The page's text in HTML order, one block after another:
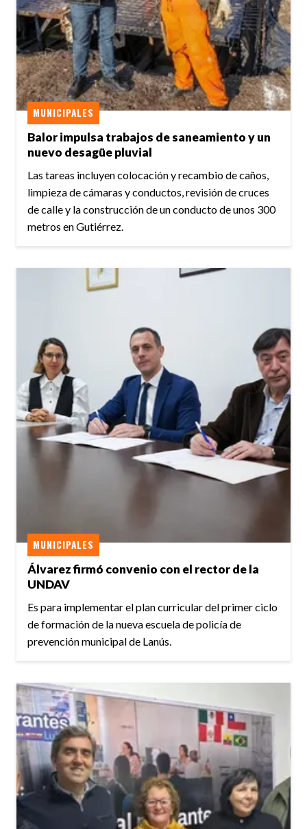
Balor impulsa trabajos de saneamiento y un
nuevo desagüe pluvial
MUNICIPALES
Las tareas incluyen colocación y recambio de caños,
limpieza de cámaras y conductos, revisión de cruces
de calle y la construcción de un conducto de unos 300
metros en Gutiérrez.
Álvarez firmó convenio con el rector de la
UNDAV
MUNICIPALES
Es para implementar el plan curricular del primer ciclo
de formación de la nueva escuela de policía de
prevención municipal de Lanús.